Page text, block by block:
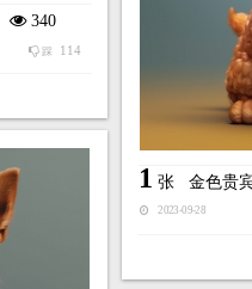
340
踩 114
1 张 金色贵
2023-09-28